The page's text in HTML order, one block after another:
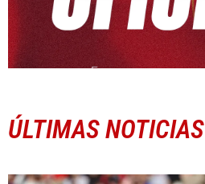
ÚLTIMAS NOTICIAS